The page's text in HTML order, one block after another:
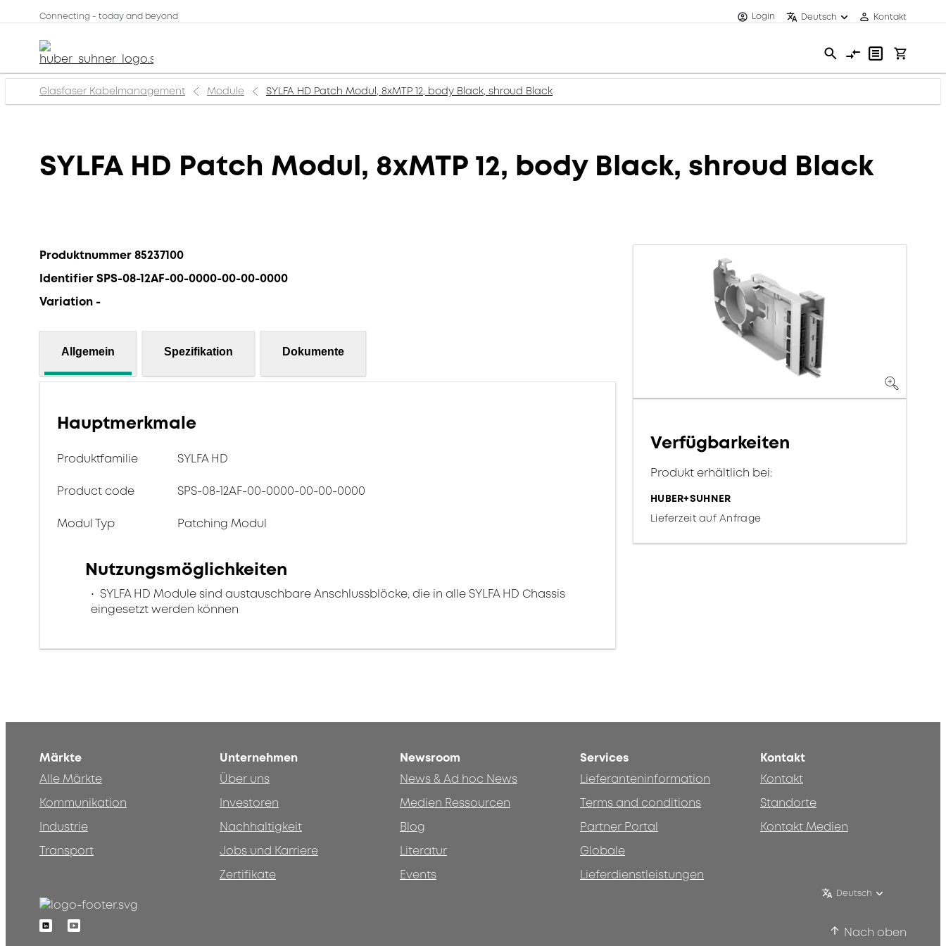
Connecting - today and beyond Login Deutsch Kontakt
Glasfaser Kabelmanagement Module SYLFA HD Patch Modul, 8xMTP 12, body Black, shroud Black
SYLFA HD Patch Modul, 8xMTP 12, body Black, shroud Black
Produktnummer 85237100
Identifier SPS-08-12AF-00-0000-00-00-0000
Variation -
Allgemein Spezifikation Dokumente
Hauptmerkmale
Produktfamilie SYLFA HD
Product code SPS-08-12AF-00-0000-00-00-0000
Modul Typ Patching Modul
Nutzungsmöglichkeiten
SYLFA HD Module sind austauschbare Anschlussblöcke, die in alle SYLFA HD Chassis
eingesetzt werden können
Verfügbarkeiten
Produkt erhältlich bei:
HUBER+SUHNER
Lieferzeit auf Anfrage
Märkte
Alle Märkte
Kommunikation
Industrie
Transport
Unternehmen
Über uns
Investoren
Nachhaltigkeit
Jobs und Karriere
Zertifikate
Newsroom
News & Ad hoc News
Medien Ressourcen
Blog
Literatur
Events
Services
Lieferanteninformation
Terms and conditions
Partner Portal
Globale
Lieferdienstleistungen
Kontakt
Kontakt
Standorte
Kontakt Medien
Deutsch
LinkedinYoutube
Nach oben